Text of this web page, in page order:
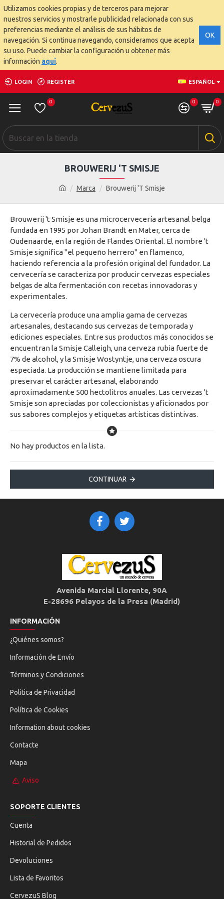
Utilizamos cookies propias y de terceros para mejorar
nuestros servicios y mostrarle publicidad relacionada con sus
preferencias mediante el análisis de sus hábitos de
navegación. Si continua navegando, consideramos que acepta
su uso. Puede cambiar la configuración u obtener más
información aquí.
OK
LOGIN REGISTER ESPAÑOL
0 0 0
Marca Brouwerij 'T Smisje
BROUWERIJ 'T SMISJE
Brouwerij 't Smisje es una microcervecería artesanal belga
fundada en 1995 por Johan Brandt en Mater, cerca de
Oudenaarde, en la región de Flandes Oriental. El nombre 't
Smisje significa "el pequeño herrero" en flamenco,
haciendo referencia a la profesión original del fundador. La
cervecería se caracteriza por producir cervezas especiales
belgas de alta fermentación con recetas innovadoras y
experimentales.
La cervecería produce una amplia gama de cervezas
artesanales, destacando sus cervezas de temporada y
ediciones especiales. Entre sus productos más conocidos se
encuentran la Smisje Calleigh, una cerveza rubia fuerte de
7% de alcohol, y la Smisje Wostyntje, una cerveza oscura
especiada. La producción se mantiene limitada para
preservar el carácter artesanal, elaborando
aproximadamente 500 hectolitros anuales. Las cervezas 't
Smisje son apreciadas por coleccionistas y aficionados por
sus sabores complejos y etiquetas artísticas distintivas.
No hay productos en la lista.
CONTINUAR
Avenida Marcial Llorente, 90A
E-28696 Pelayos de la Presa (Madrid)
INFORMACIÓN
¿Quiénes somos?
Información de Envío
Términos y Condiciones
Politica de Privacidad
Política de Cookies
Information about cookies
Contacte
Mapa
Aviso
SOPORTE CLIENTES
Cuenta
Historial de Pedidos
Devoluciones
Lista de Favoritos
CervezuS Blog